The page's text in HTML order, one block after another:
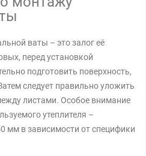
ваты – это залог её
перед установкой
подготовить поверхность,
следует правильно уложить
листами. Особое внимание
утеплителя –
мм в зависимости от специфики